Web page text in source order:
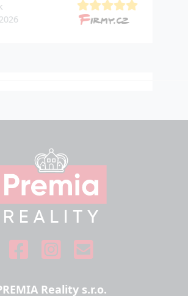
a proto jsme velmi
že nás při tomto
provázel právě pan
Po celou dobu koupě
domu v Hrádku byl
férový a vždy
pomoci. Trpělivě
všemi kroky, vše
byl celý proces
Reality s.r.o.